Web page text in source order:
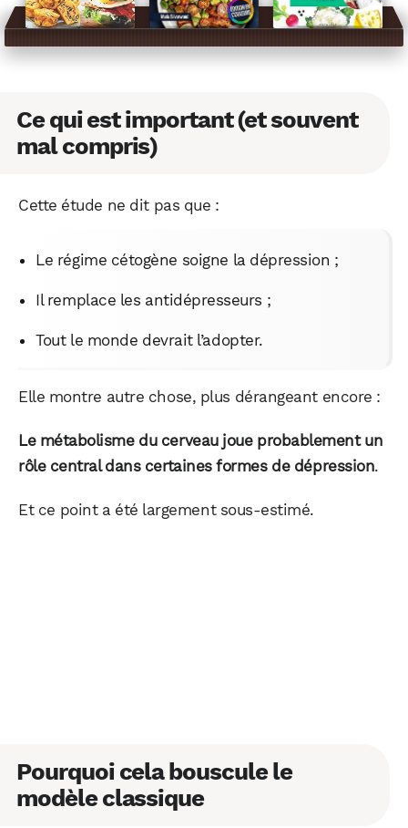
Ce qui est important (et souvent
mal compris)
Cette étude ne dit pas que :
Le régime cétogène soigne la dépression ;
Il remplace les antidépresseurs ;
Tout le monde devrait l’adopter.
Elle montre autre chose, plus dérangeant encore :
Le métabolisme du cerveau joue probablement un
rôle central dans certaines formes de dépression.
Et ce point a été largement sous-estimé.
Pourquoi cela bouscule le
modèle classique
WhatsApp Telegram Email